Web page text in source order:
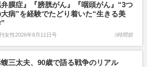
弁膜症』『膀胱がん』『咽頭がん』“3つ
病”を経験でたどり着いた“生きる美
女性2026年8月11日号 5時間前
三太夫、90歳で語る戦争のリアル